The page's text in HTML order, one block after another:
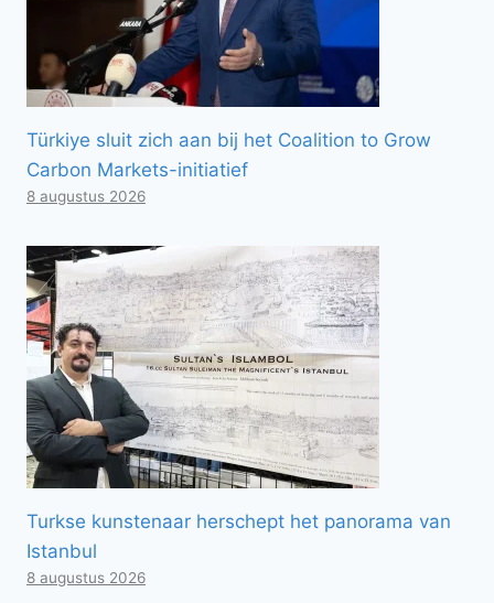
Türkiye sluit zich aan bij het Coalition to Grow
Carbon Markets-initiatief
8 augustus 2026
Turkse kunstenaar herschept het panorama van
Istanbul
8 augustus 2026